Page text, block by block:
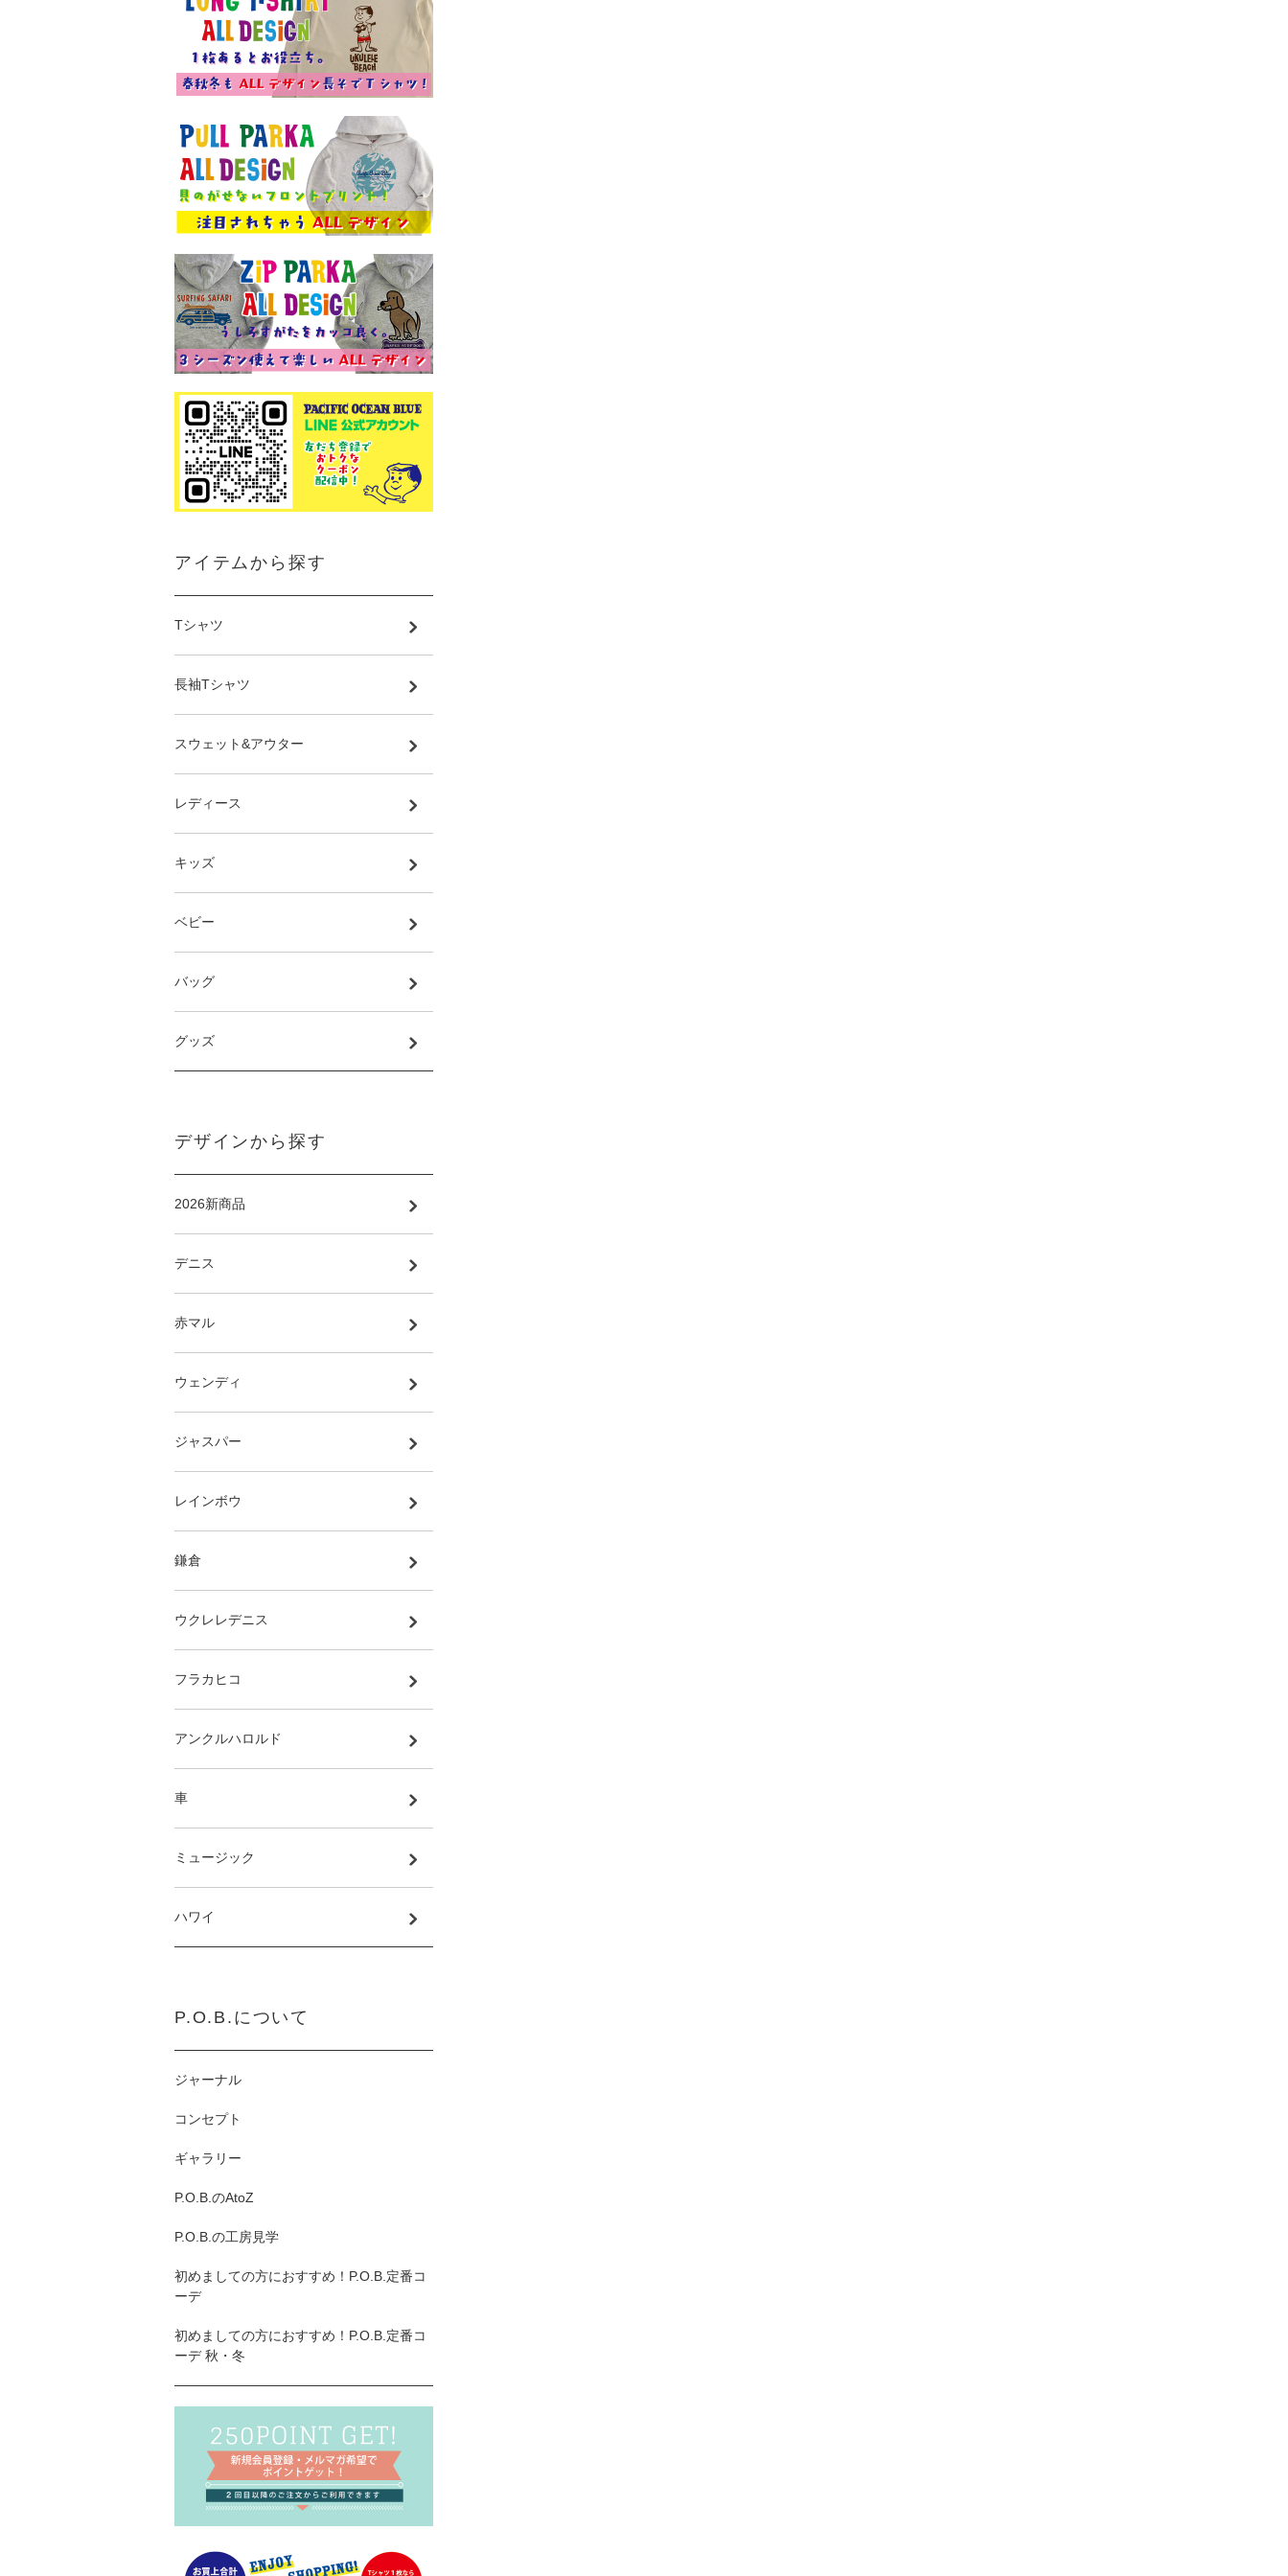
アイテムから探す
Tシャツ
長袖Tシャツ
スウェット&アウター
レディース
キッズ
ベビー
バッグ
グッズ
デザインから探す
2026新商品
デニス
赤マル
ウェンディ
ジャスパー
レインボウ
鎌倉
ウクレレデニス
フラカヒコ
アンクルハロルド
車
ミュージック
ハワイ
P.O.B.について
ジャーナル
コンセプト
ギャラリー
P.O.B.のAtoZ
P.O.B.の工房見学
初めましての方におすすめ！P.O.B.定番コ
ーデ
初めましての方におすすめ！P.O.B.定番コ
ーデ 秋・冬